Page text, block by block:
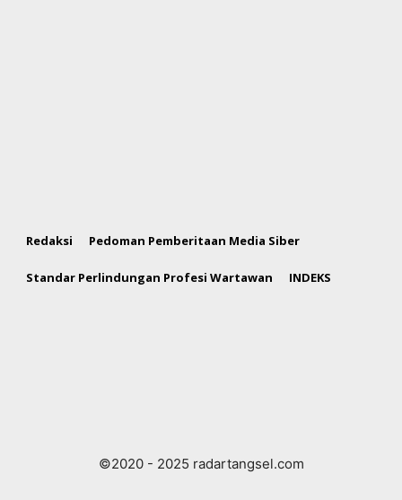
Redaksi Pedoman Pemberitaan Media Siber
Standar Perlindungan Profesi Wartawan INDEKS
©2020 - 2025 radartangsel.com